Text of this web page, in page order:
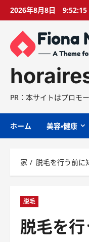
プ
2026年8月8日 9:52:16
PR：本サイトはプロモ
ホーム 美容・健康
家 脱毛を行う前に
脱毛
脱毛を